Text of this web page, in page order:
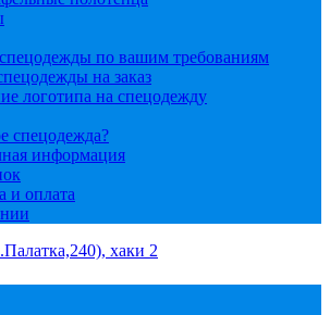
по вашим требованиям
на заказ
логотипа на спецодежду
спецодежда?
информация
и оплата